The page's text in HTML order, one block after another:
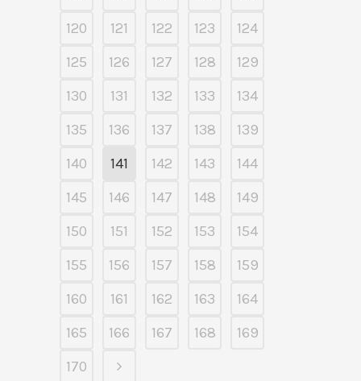
120
121 122 123
124
125
126 127 128
129
130
131 132 133
134
135
136 137 138
139
140
141 142 143
144
145
146 147 148
149
150
151 152 153
154
155
156 157 158
159
160
161 162 163
164
165
166 167 168
169
170